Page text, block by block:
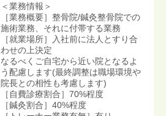
＜業務情報＞
［業務概要］整骨院/鍼灸整骨院での
施術業務、それに付帯する業務
［就業場所］入社前に法人とすり合
わせの上決定
なるべくご自宅から近い院となるよ
う配慮します(最終調整は職場環境や
院長との相性も考慮します)
［自費診療割合］70%程度
［鍼灸割合］40%程度